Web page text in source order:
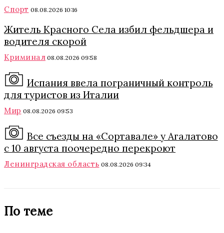
Спорт 08.08.2026 10:16
Житель Красного Села избил фельдшера и
водителя скорой
Криминал 08.08.2026 09:58
Испания ввела пограничный контроль
для туристов из Италии
Мир 08.08.2026 09:53
Все съезды на «Сортавале» у Агалатово
с 10 августа поочередно перекроют
Ленинградская область 08.08.2026 09:34
По теме